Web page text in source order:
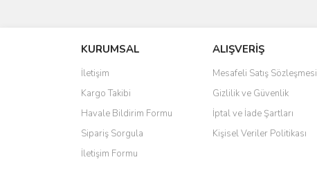
Ürün resmi kalitesiz, bozuk veya görüntülenemiyor.
Ürün açıklamasında eksik bilgiler bulunuyor.
Ürün bilgilerinde hatalar bulunuyor.
Ürün fiyatı diğer sitelerden daha pahalı.
Bu ürüne benzer farklı alternatifler olmalı.
KURUMSAL
İletişim
Kargo Takibi
Havale Bildirim Formu
Sipariş Sorgula
İletişim Formu
ALIŞVERİŞ
Mesafeli Satış Sözleşmesi
Gizlilik ve Güvenlik
İptal ve İade Şartları
Kişisel Veriler Politikası